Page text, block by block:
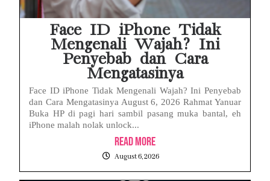
Face ID iPhone Tidak
Mengenali Wajah? Ini
Penyebab dan Cara
Mengatasinya
Face ID iPhone Tidak Mengenali Wajah? Ini Penyebab
dan Cara Mengatasinya August 6, 2026 Rahmat Yanuar
Buka HP di pagi hari sambil pasang muka bantal, eh
iPhone malah nolak unlock...
Read More
August 6, 2026